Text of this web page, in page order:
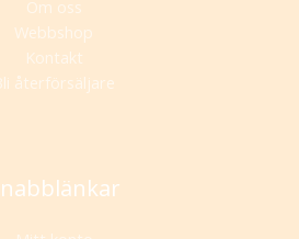
Om oss
Webbshop
Kontakt
återförsäljare